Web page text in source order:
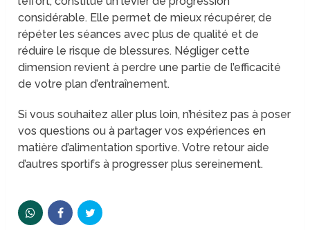
considérable. Elle permet de mieux récupérer, de
répéter les séances avec plus de qualité et de
réduire le risque de blessures. Négliger cette
dimension revient à perdre une partie de l’efficacité
de votre plan d’entraînement.
Si vous souhaitez aller plus loin, n’hésitez pas à poser
vos questions ou à partager vos expériences en
matière d’alimentation sportive. Votre retour aide
d’autres sportifs à progresser plus sereinement.